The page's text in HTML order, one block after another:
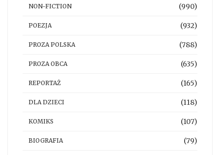
NON-FICTION (990)
POEZJA (932)
PROZA POLSKA (788)
PROZA OBCA (635)
REPORTAŻ (165)
DLA DZIECI (118)
KOMIKS (107)
BIOGRAFIA (79)